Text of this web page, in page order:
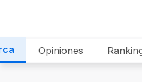
Opiniones